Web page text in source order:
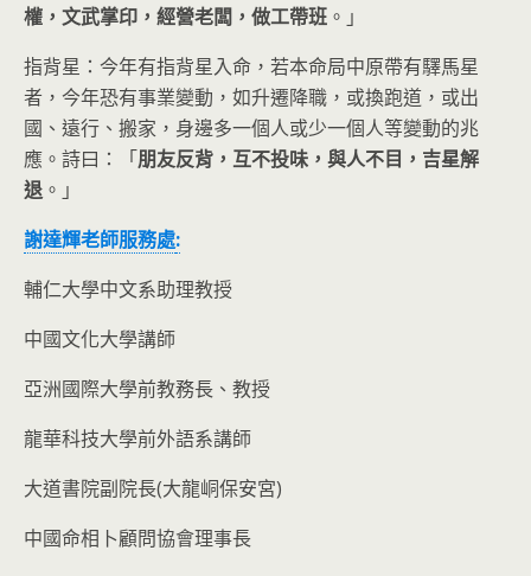
權，文武掌印，經營老闆，做工帶班 。」
指背星：今年有指背星入命，若本命局中原帶有驛馬星
者，今年恐有事業變動，如升遷降職，或換跑道，或出
國、遠行、搬家，身邊多一個人或少一個人等變動的兆
應。詩曰：「朋友反背，互不投味，與人不目，吉星解
退 。」
謝達輝老師服務處:
輔仁大學中文系助理教授
中國文化大學講師
亞洲國際大學前教務長、教授
龍華科技大學前外語系講師
大道書院副院長(大龍峒保安宮)
中國命相卜顧問協會理事長